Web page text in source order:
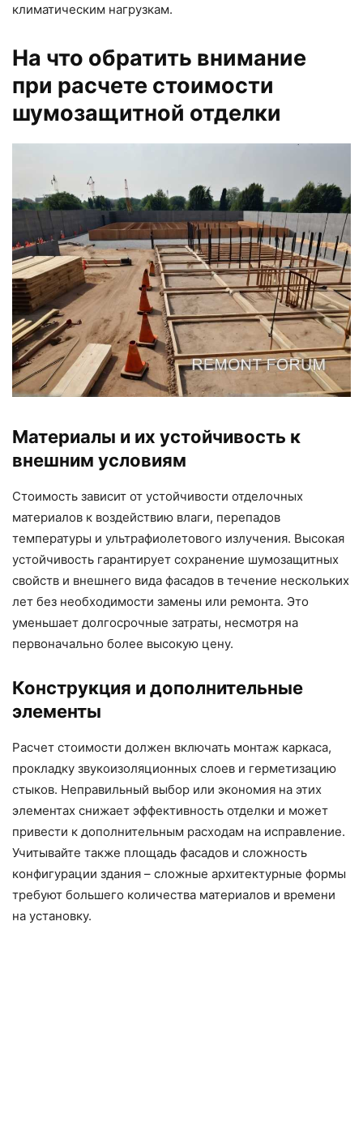
климатическим нагрузкам.
На что обратить внимание
при расчете стоимости
шумозащитной отделки
Материалы и их устойчивость к
внешним условиям
Стоимость зависит от устойчивости отделочных
материалов к воздействию влаги, перепадов
температуры и ультрафиолетового излучения. Высокая
устойчивость гарантирует сохранение шумозащитных
свойств и внешнего вида фасадов в течение нескольких
лет без необходимости замены или ремонта. Это
уменьшает долгосрочные затраты, несмотря на
первоначально более высокую цену.
Конструкция и дополнительные
элементы
Расчет стоимости должен включать монтаж каркаса,
прокладку звукоизоляционных слоев и герметизацию
стыков. Неправильный выбор или экономия на этих
элементах снижает эффективность отделки и может
привести к дополнительным расходам на исправление.
Учитывайте также площадь фасадов и сложность
конфигурации здания – сложные архитектурные формы
требуют большего количества материалов и времени
на установку.